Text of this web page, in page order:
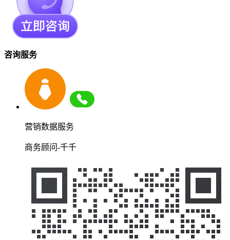
咨询服务
营销数据服务
商务顾问-千千